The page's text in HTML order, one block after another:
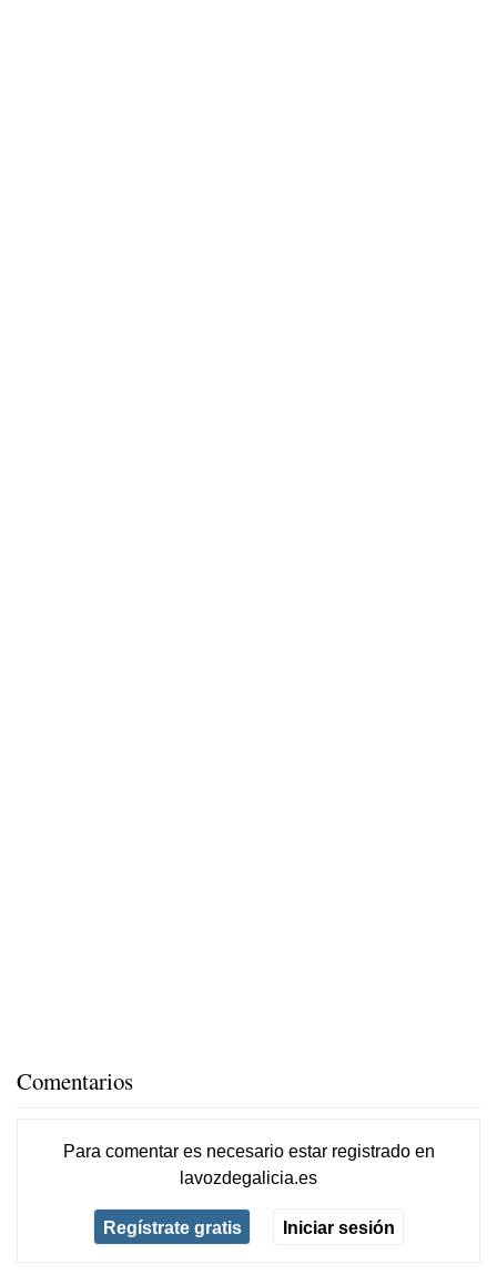
Comentarios
Para comentar es necesario estar registradoen
lavozdegalicia.es
Regístrate gratis Iniciar sesión